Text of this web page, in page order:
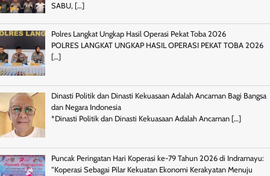
SABU, […]
Polres Langkat Ungkap Hasil Operasi Pekat Toba 2026
POLRES LANGKAT UNGKAP HASIL OPERASI PEKAT TOBA 2026
[…]
Dinasti Politik dan Dinasti Kekuasaan Adalah Ancaman Bagi Bangsa
dan Negara Indonesia
*Dinasti Politik dan Dinasti Kekuasaan Adalah Ancaman […]
Puncak Peringatan Hari Koperasi ke-79 Tahun 2026 di Indramayu:
“Koperasi Sebagai Pilar Kekuatan Ekonomi Kerakyatan Menuju